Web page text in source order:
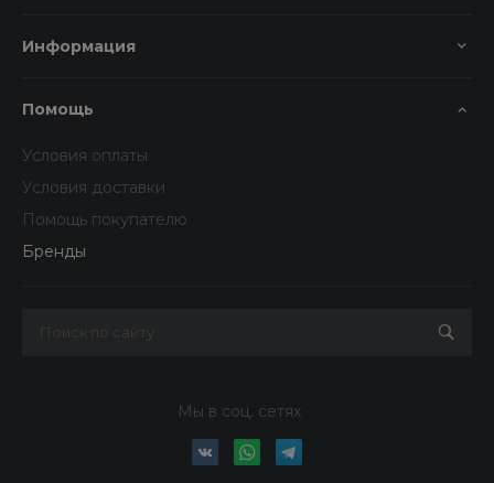
Информация
Помощь
Условия оплаты
Условия доставки
Помощь покупателю
Бренды
Мы в соц. сетях